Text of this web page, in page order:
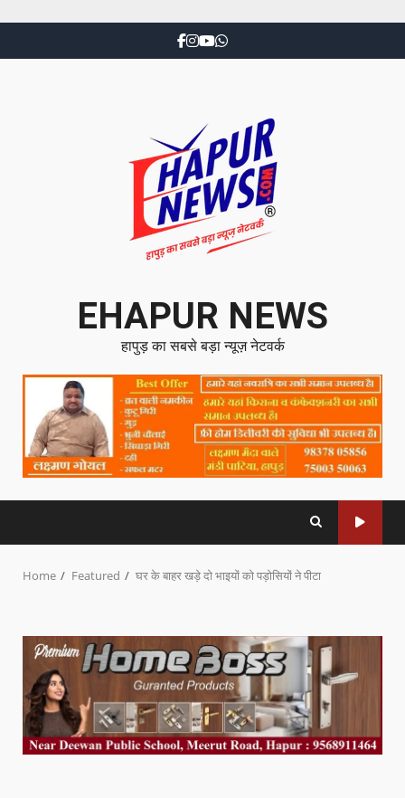
EHAPUR NEWS
हापुड़ का सबसे बड़ा न्यूज़ नेटवर्क
Home Featured घर के बाहर खड़े दो भाइयों को पड़ोसियों ने पीटा